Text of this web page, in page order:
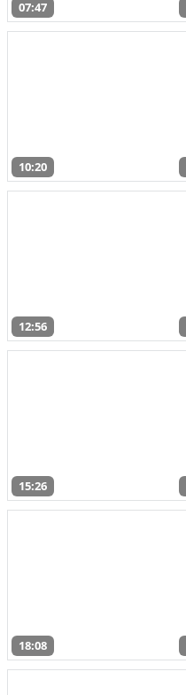
07:47
10:20
12:56
15:26
18:08